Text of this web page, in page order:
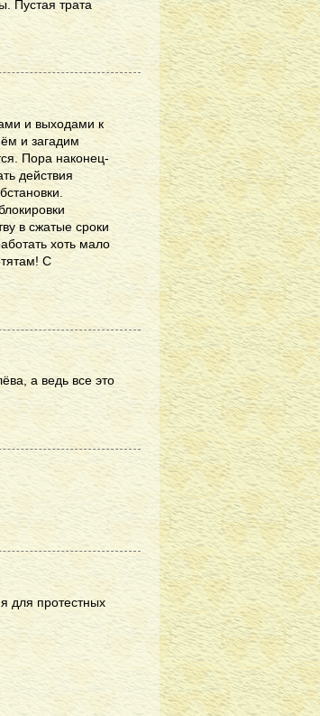
Пустая трата
и выходами к
и загадим
Пора наконец-
действия
в сжатые сроки
хоть мало
С
а ведь все это
для протестных